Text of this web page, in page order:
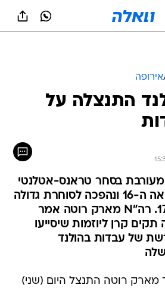
התנצלה על
מעורבת בסחר טראנס-אטלנטי
באמצע המאה ה-17. רה"N מארק רוטה אמר
קרן ליוזמות שיסייעו
של עבדות בהולנד
שלה
רוטה התנצל היום (שני)
"היום אני מתנצל", אמר